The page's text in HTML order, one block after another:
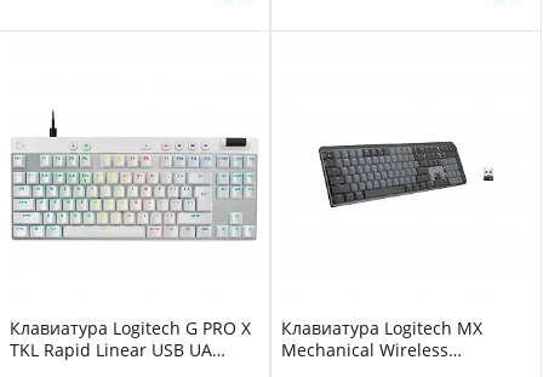
Клавиатура Logitech G PRO X
TKL Rapid Linear USB UA
Клавиатура Logitech MX
Mechanical Wireless